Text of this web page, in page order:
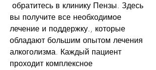
вы получите все необходимое
лечение и поддержку., которые
обладают большим опытом лечения
алкоголизма. Каждый пациент
проходит комплексное